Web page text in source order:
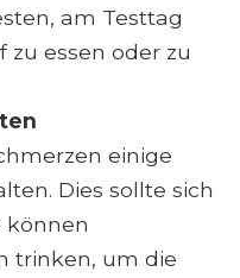
am Testtag
zu essen oder zu
einige
Dies sollte sich
können
trinken, um die